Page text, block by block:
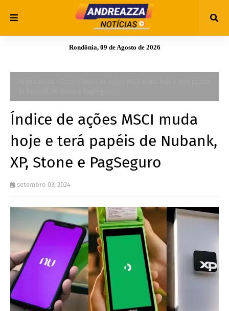
Rondônia, 09 de Agosto de 2026
Índice de ações MSCI muda
hoje e terá papéis de Nubank,
XP, Stone e PagSeguro
setembro 03, 2024